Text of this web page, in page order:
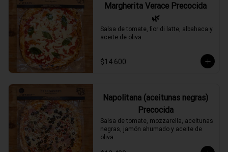
Margherita Verace Precocida
🌿
Salsa de tomate, fior di latte, albahaca y
aceite de oliva.
$14.600
Napolitana (aceitunas negras)
Precocida
Salsa de tomate, mozzarella, aceitunas
negras, jamón ahumado y aceite de
oliva.